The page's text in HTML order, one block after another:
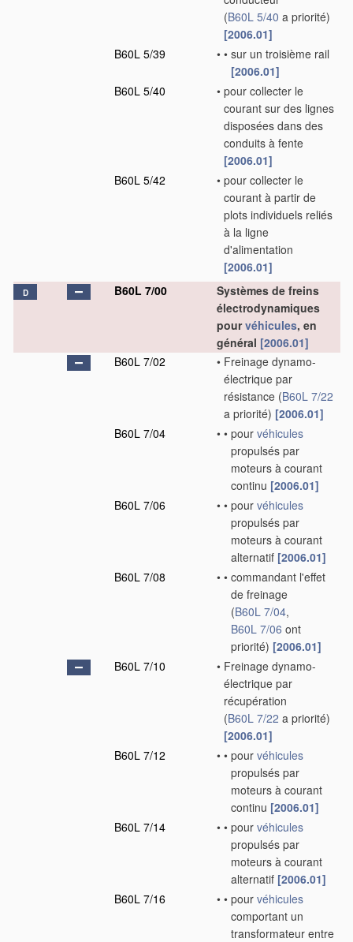
(B60L 5/40 a priorité)
[2006.01]
B60L 5/39
• • sur un troisième rail
[2006.01]
B60L 5/40
• pour collecter le
courant sur des lignes
disposées dans des
conduits à fente
[2006.01]
B60L 5/42
• pour collecter le
courant à partir de
plots individuels reliés
à la ligne
d'alimentation
[2006.01]
D B60L 7/00
Systèmes de freins
électrodynamiques
pourvéhicules, en
général [2006.01]
B60L 7/02
• Freinage dynamo-
électrique par
résistance (B60L 7/22
a priorité) [2006.01]
B60L 7/04
• • pour véhicules
propulsés par
moteurs à courant
continu [2006.01]
B60L 7/06
• • pour véhicules
propulsés par
moteurs à courant
alternatif [2006.01]
B60L 7/08
• • commandant l'effet
de freinage
(B60L 7/04,
B60L 7/06 ont
priorité) [2006.01]
B60L 7/10
• Freinage dynamo-
électrique par
récupération
(B60L 7/22 a priorité)
[2006.01]
B60L 7/12
• • pour véhicules
propulsés par
moteurs à courant
continu [2006.01]
B60L 7/14
• • pour véhicules
propulsés par
moteurs à courant
alternatif [2006.01]
B60L 7/16
• • pour véhicules
comportant un
transformateur entre